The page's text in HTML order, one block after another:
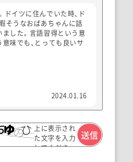
ドイツに住んでいた時、ド
そうなおばあちゃんに話
ました。言語習得という意
味でも、とっても良いサ
2024.01.16
上に表示され
た文字を入力
してくださ